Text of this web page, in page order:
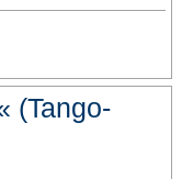
(Tango-